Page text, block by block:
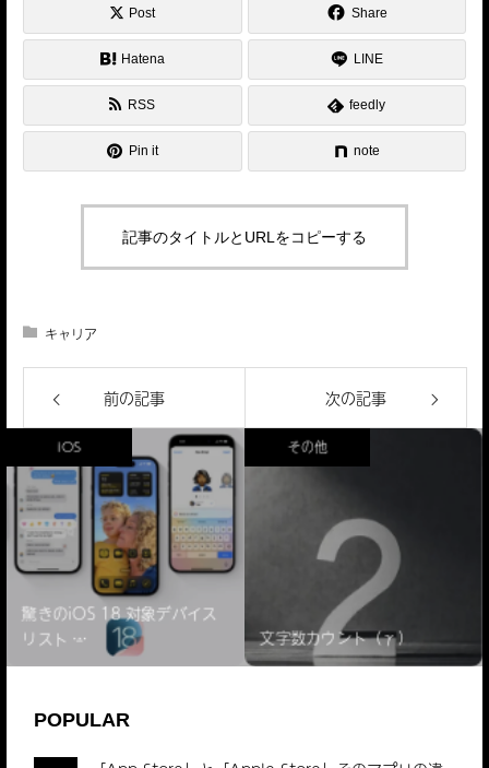
Post Share
Hatena LINE
RSS feedly
Pin it note
記事のタイトルとURLをコピーする
キャリア
前の記事 次の記事
iOS
驚きのiOS 18 対象デバイス
リスト ̵…
その他
文字数カウント（γ）
POPULAR